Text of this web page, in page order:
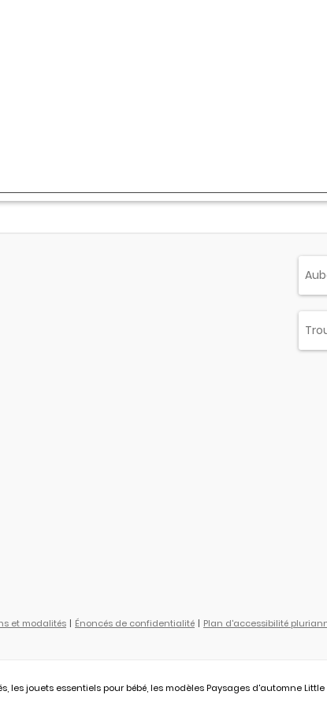
et modalités
Énoncés de confidentialité Plan d'accessibilité
les jouets essentiels pour bébé, les modèles Paysages d'automne